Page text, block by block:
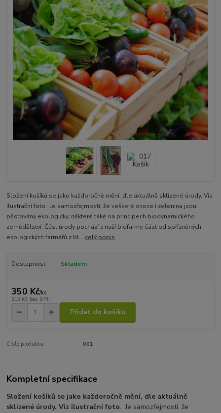
Složení košíků se jako každoročně mění, dle aktuálně sklizené úrody. Viz
ilustrační foto. Je samozřejmostí, že veškeré ovoce i zelenina jsou
pěstovány ekologicky, některé také na principech biodynamického
zemědělství. Část úrody pochází z naší biofarmy, část od spřízněných
ekologických farmářů z bl... celý popis
Dostupnost Skladem
350 Kč/ks
313 Kč bez DPH
Přidat do košíku
Číslo produktu: 001
Kompletní specifikace
Složení košíků se jako každoročně mění, dle aktuálně
sklizené úrody. Viz ilustrační foto. Je samozřejmostí, že